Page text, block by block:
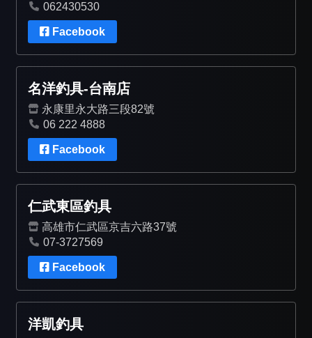
062430530
Facebook
名洋釣具-台南店
永康里永大路三段82號
06 222 4888
Facebook
仁武東區釣具
高雄市仁武區京吉六路37號
07-3727569
Facebook
洋凱釣具